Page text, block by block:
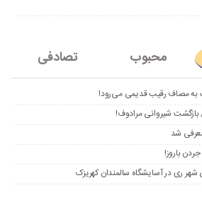
محبوب تصادفی
مصاف رقیب قدیمی می‌رود!
شیروانی مرادوف!
شد
باروز!
ری در آسایشگاه سالمندان کهریزک